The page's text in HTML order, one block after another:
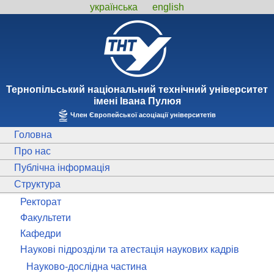
українська english
Тернопiльський національний технiчний унiверситет
iменi Iвана Пулюя
Член Європейської асоціації університетів
Головна
Про нас
Публічна інформація
Структура
Ректорат
Факультети
Кафедри
Наукові підрозділи та атестація наукових кадрів
Науково-дослідна частина